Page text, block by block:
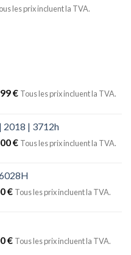
les prix incluent la TVA.
€ Tous les prix incluent la TVA.
2018 | 3712h
€ Tous les prix incluent la TVA.
€ Tous les prix incluent la TVA.
€ Tous les prix incluent la TVA.